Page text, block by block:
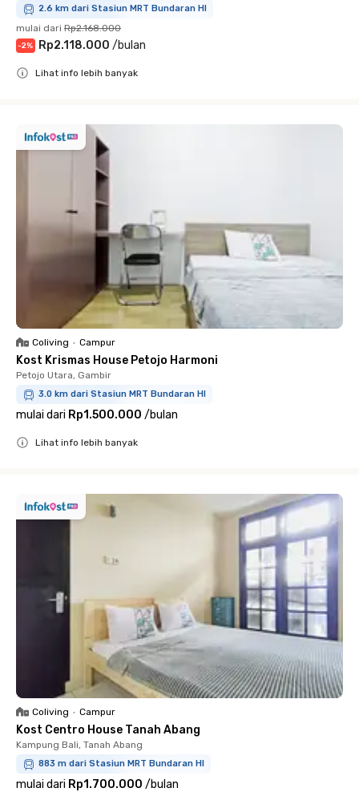
2.6 km dari Stasiun MRT Bundaran HI
mulai dari Rp2.168.000
-2% Rp2.118.000 /bulan
Lihat info lebih banyak
Coliving • Campur
Kost Krismas House Petojo Harmoni
Petojo Utara, Gambir
3.0 km dari Stasiun MRT Bundaran HI
mulai dari Rp1.500.000 /bulan
Lihat info lebih banyak
Coliving • Campur
Kost Centro House Tanah Abang
Kampung Bali, Tanah Abang
883 m dari Stasiun MRT Bundaran HI
mulai dari Rp1.700.000 /bulan